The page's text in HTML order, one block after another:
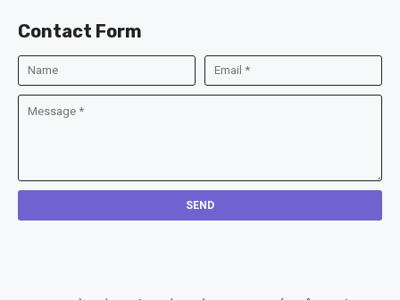
Contact Form